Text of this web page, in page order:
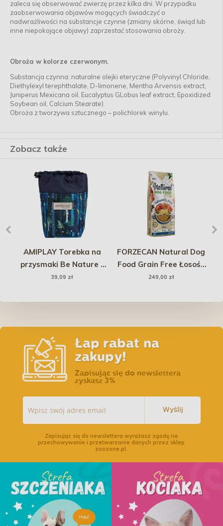
zaleca się obserwować zwierzę przez kilka dni. W przypadku
zaobserwowania objawów mogących świadczyć o
nadwrażliwości na substancje czynne (zmiany skórne, świąd lub
inne niepokojące objawy) zaprzestać stosowania obroży.
Obroża w kolorze czerwonym.
Substancja czynna: naturalne olejki eteryczne (Polyvinyl Chloride,
Diethylexyl terephthalate, D-limonene, Mentha Arvensis extract,
Juniperus Mexicana oil, Eucalyptus GLobus leaf extract, Epoxidized
Soybean oil, Calcium Stearate)
Obroża z tworzywa sztucznego – polichlorek winylu.
Zobacz także
AMIPLAY Torebka na
przysmaki Be Nature -
Forest
39,09 zł
FORZECAN Natural Dog
Food Grain Free Łosoś i
tuńczyk 12kg
249,00 zł
Łap rabat na
zakupy!
Zapisując się do newslettera
zyskasz 3%
Wyślij
Zapisując się do newslettera wyrażasz zgodę na
przechowywanie i przetwarzanie danych przez sklep
zoozone.pl.